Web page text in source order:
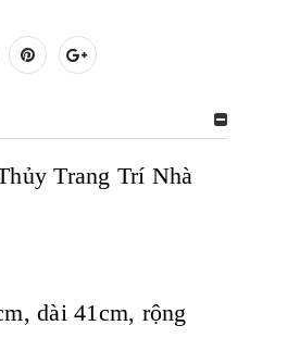
Trang Trí Nhà
dài 41cm, rộng